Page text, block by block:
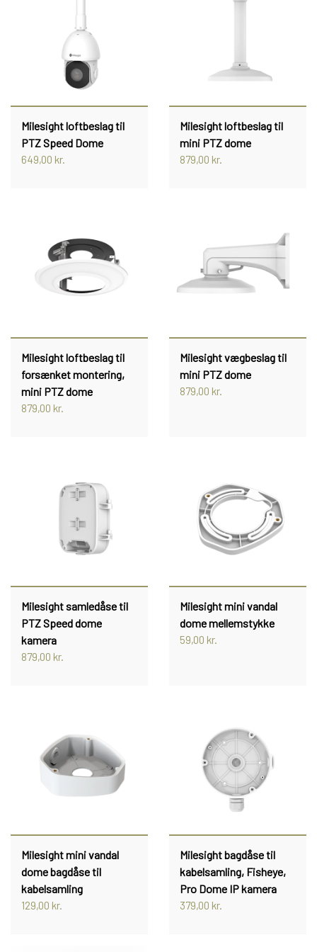
TILBEHØR TIL VIDEOOVERVÅGNING
KAMERA TIL NAS & SERVER
INSTALLATION
Milesight loftbeslag til
PTZ Speed Dome
649,00 kr.
Milesight loftbeslag til
mini PTZ dome
879,00 kr.
Milesight loftbeslag til
forsænket montering,
mini PTZ dome
879,00 kr.
Milesight vægbeslag til
mini PTZ dome
879,00 kr.
Milesight samledåse til
PTZ Speed dome
kamera
879,00 kr.
Milesight mini vandal
dome mellemstykke
59,00 kr.
Milesight mini vandal
dome bagdåse til
kabelsamling
129,00 kr.
Milesight bagdåse til
kabelsamling, Fisheye,
Pro Dome IP kamera
379,00 kr.